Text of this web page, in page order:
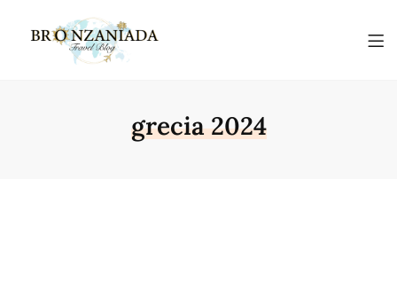
grecia 2024